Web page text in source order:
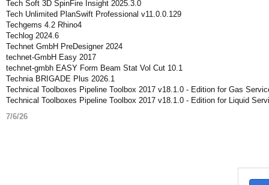
Tech Soft 3D SpinFire Insight 2025.3.0
Tech Unlimited PlanSwift Professional v11.0.0.129
Techgems 4.2 Rhino4
Techlog 2024.6
Technet GmbH PreDesigner 2024
technet-GmbH Easy 2017
technet-gmbh EASY Form Beam Stat Vol Cut 10.1
Technia BRIGADE Plus 2026.1
Technical Toolboxes Pipeline Toolbox 2017 v18.1.0 - Edition for Gas
Technical Toolboxes Pipeline Toolbox 2017 v18.1.0 - Edition for Liquid
7/6/26